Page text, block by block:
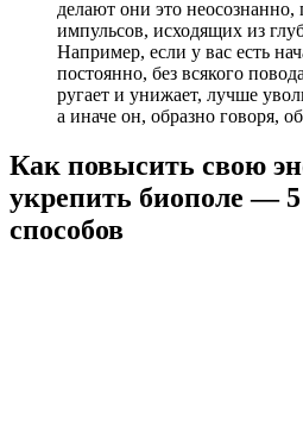
делают они это
импульсов, исходящих из
Например, если у вас есть
постоянно, без всякого
ругает и унижает, лучше
а иначе он, образно говоря,
Как повысить свою
укрепить биополе —
способов